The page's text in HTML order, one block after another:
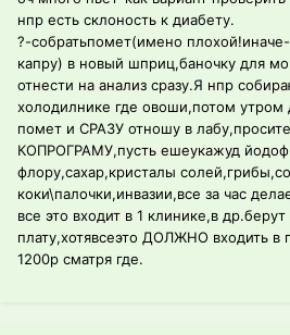
нпр есть склоность к диабету.
?-собратьпомет(имено
капру) в новый шприц,баночку для
отнести на анализ сразу.Я нпр
холодилнике где овоши,потом
помет и СРАЗУ отношу в
КОПРОГРАМУ,пусть ешеукажуд
флору,сахар,кристалы
коки\палочки,инвазии,все за час
все это входит в 1 клинике,в
плату,хотявсеэто ДОЛЖНО входить в
1200р сматря где.